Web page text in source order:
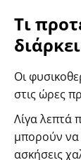
Τι
Οι
στις ώρες
Λίγα λεπτά
μπορούν να
ασκήσεις